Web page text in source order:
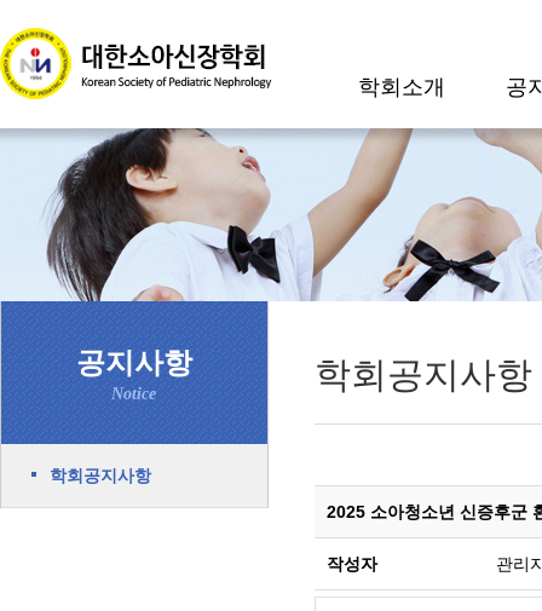
학회소개 공
공지사항
Notice
학회공지사항
학회공지사항
2025 소아청소년 신증후군
작성자 관리